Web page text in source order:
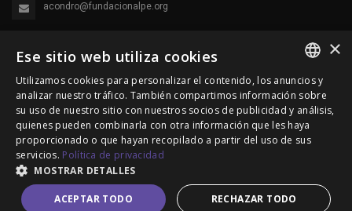
acondro@fundacionalpe.org
© 2000-2026 Fundación Alpe Acondroplasia. Reservados
todos los derechos.
Política de Privacidad |
SPANISH
ENGLISH
PORTUGUESE
×
Ese sitio web utiliza cookies
Utilizamos cookies para personalizar el contenido, los anuncios y
analizar nuestro tráfico. También compartimos información sobre
su uso de nuestro sitio con nuestros socios de publicidad y análisis,
quienes pueden combinarla con otra información que les haya
proporcionado o que hayan recopilado a partir del uso de sus
servicios. Política de privacidad
MOSTRAR DETALLES
ACEPTAR TODO RECHAZAR TODO